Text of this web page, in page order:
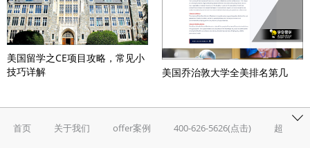
美国留学之CE项目攻略，常见小
技巧详解
美国乔治敦大学全美排名第几
首页 关于我们 offer案例 400-626-5626(点击) 超